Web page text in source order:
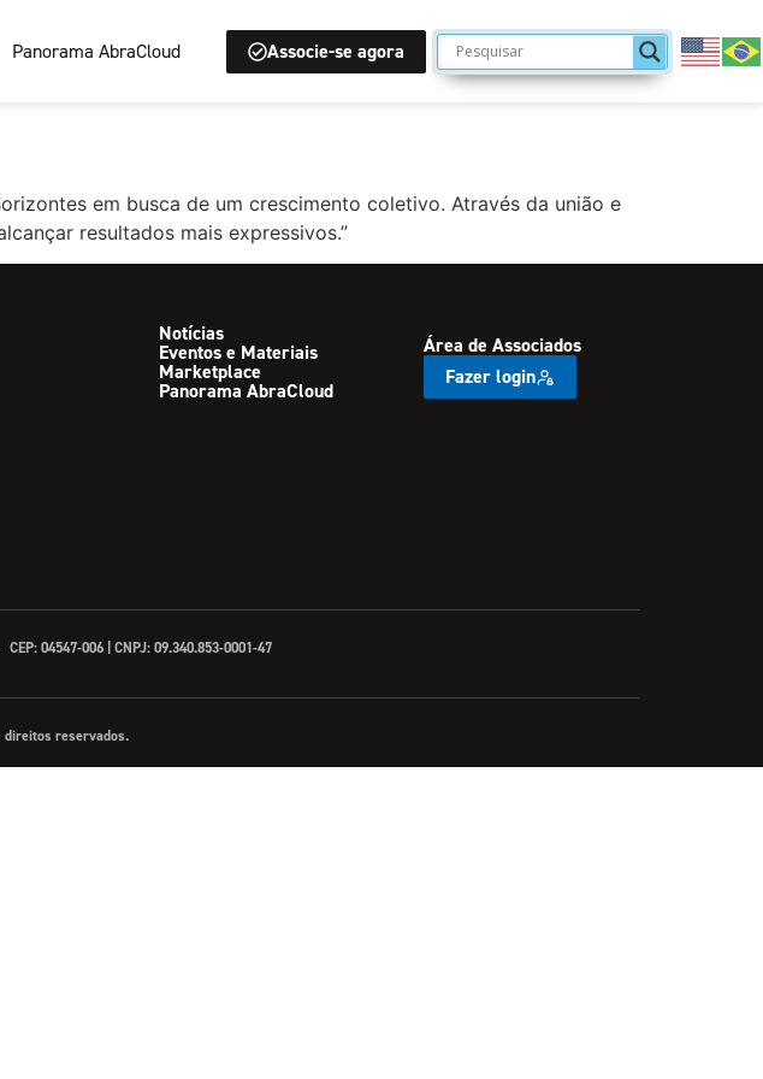
Panorama AbraCloud Associe-se agora
em busca de um crescimento coletivo. Através da união e
resultados mais expressivos.”
Notícias
Eventos e Materiais
Marketplace
Panorama AbraCloud
Área de Associados
Fazer login
04547-006 | CNPJ: 09.340.853-0001-47
direitos reservados.